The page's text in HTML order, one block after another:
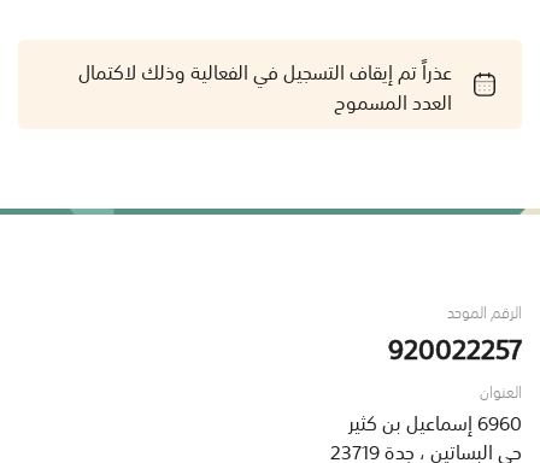
عذراً تم إيقاف التسجيل في الفعالية وذلك لاكتمال
العدد المسموح
الرقم الموحد
920022257
العنوان
6960 إسماعيل بن كثير
حي البساتين ، جدة 23719